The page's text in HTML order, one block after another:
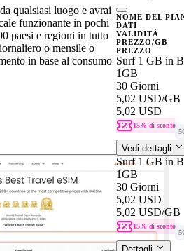
qualsiasi luogo e avrai
funzionante in pochi
paesi e regioni in tutto
o mensile o
in base al consumo
NOME DEL
DATI
VALIDITÀ
PREZZO/GB
PREZZO
Surf 1 GB in
1GB
30 Giorni
5,02 USD/GB
5,02 USD
15% di sconto
Vedi dettagli
Surf 1 GB in
1GB
30 Giorni
5,02 USD
5,02 USD/GB
15% di sconto